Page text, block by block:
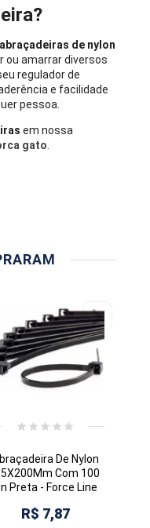
abraçadeiras de nylon
ou amarrar diversos
regulador de
e facilidade
pessoa.
em nossa
gato
De Nylon
Com 100
Preta - Force Line
R$ 7,87